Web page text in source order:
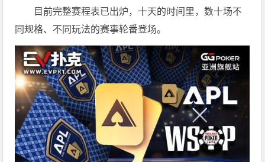
目前完整赛程表已出炉，十天的时间里，数十场不
同规格、不同玩法的赛事轮番登场。